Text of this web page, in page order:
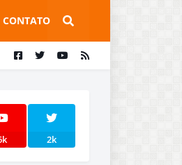
CONTATO
2k